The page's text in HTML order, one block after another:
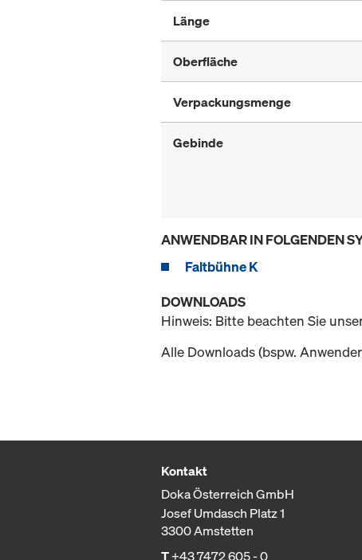
Länge
Oberfläche
Verpackungsmenge
Gebinde
ANWENDBAR IN FOLGENDEN
Faltbühne K
DOWNLOADS
Hinweis: Bitte beachten Sie
Alle Downloads (bspw.
Kontakt
Doka Österreich GmbH
Josef Umdasch Platz 1
3300 Amstetten
T+43 7472 605 - 0